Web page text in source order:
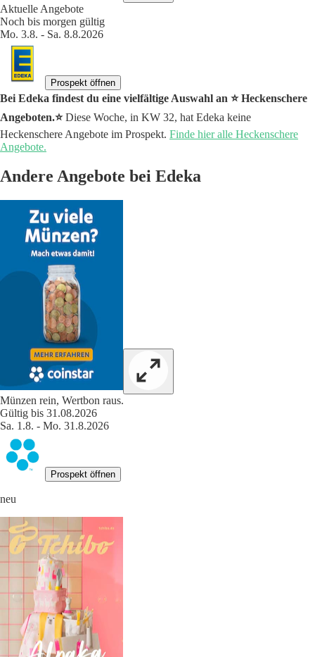
Aktuelle Angebote
Noch bis morgen gültig
Mo. 3.8. - Sa. 8.8.2026
Prospekt öffnen
Bei Edeka findest du eine vielfältige Auswahl an ⭐️ Heckenschere
Angeboten.⭐️Diese Woche, in KW 32, hat Edeka keine
Heckenschere Angebote im Prospekt. Finde hier alle Heckenschere
Angebote.
Andere Angebote bei Edeka
Münzen rein, Wertbon raus.
Gültig bis 31.08.2026
Sa. 1.8. - Mo. 31.8.2026
Prospekt öffnen
neu